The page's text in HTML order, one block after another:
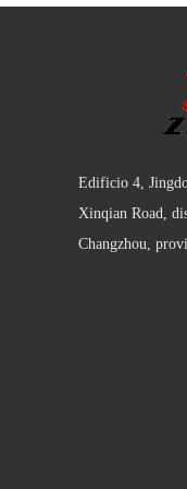
Edificio 4,
Xinqian Road,
Changzhou,